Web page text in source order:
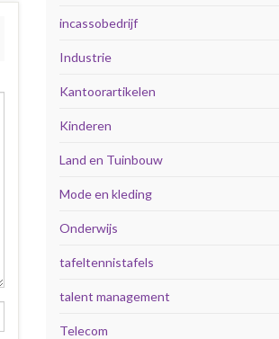
incassobedrijf
Industrie
Kantoorartikelen
Kinderen
Land en Tuinbouw
Mode en kleding
Onderwijs
tafeltennistafels
talent management
Telecom